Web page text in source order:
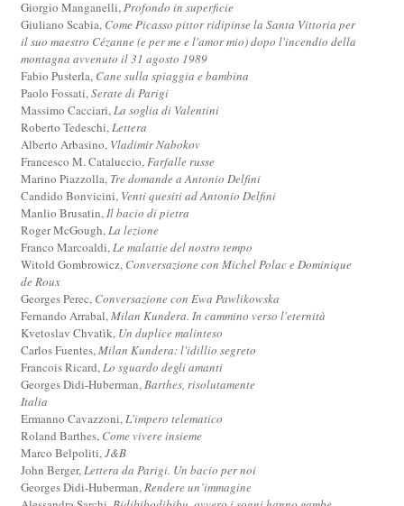
Giorgio Manganelli,Profondo in superficie
Giuliano Scabia, Come Picasso pittor ridipinse la Santa Vittoria per
il suo maestro Cézanne (e per me e l'amor mio) dopo l'incendio della
montagna avvenuto il 31 agosto 1989
Fabio Pusterla, Cane sulla spiaggia e bambina
Paolo Fossati,Serate di Parigi
Massimo Cacciari,La soglia di Valentini
Roberto Tedeschi,Lettera
Alberto Arbasino, Vladimir Nabokov
Francesco M. Cataluccio,Farfalle russe
Marino Piazzolla, Tre domande a Antonio Delfini
Candido Bonvicini, Venti quesiti ad Antonio Delfini
Manlio Brusatin,Il bacio di pietra
Roger McGough,La lezione
Franco Marcoaldi,Le malattie del nostro tempo
Witold Gombrowicz, Conversazione con Michel Polac e Dominique
de Roux
Georges Perec, Conversazione con Ewa Pawlikowska
Fernando Arrabal,Milan Kundera. In cammino verso l'eternità
Kvetoslav Chvatìk, Un duplice malinteso
Carlos Fuentes,Milan Kundera: l'idillio segreto
Francois Ricard,Lo sguardo degli amanti
Georges Didi-Huberman,Barthes, risolutamente
Italia
Ermanno Cavazzoni,L'impero telematico
Roland Barthes, Come vivere insieme
Marco Belpoliti,J&B
John Berger,Lettera da Parigi. Un bacio per noi
Georges Didi-Huberman,Rendere un’immagine